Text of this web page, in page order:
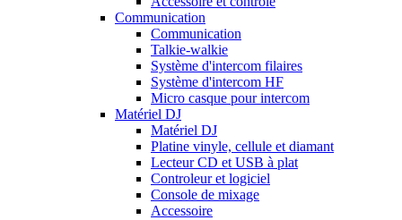
Communication
Communication
Talkie-walkie
Système d'intercom filaires
Système d'intercom HF
Micro casque pour intercom
Matériel DJ
Matériel DJ
Platine vinyle, cellule et diamant
Lecteur CD et USB à plat
Controleur et logiciel
Console de mixage
Accessoire